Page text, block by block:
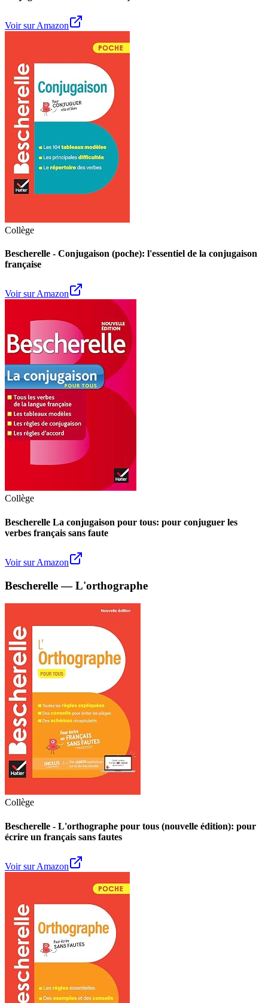
Voir sur Amazon
Collège
Bescherelle - Conjugaison (poche): l'essentiel de la conjugaison
française
Voir sur Amazon
Collège
Bescherelle La conjugaison pour tous: pour conjuguer les
verbes français sans faute
Voir sur Amazon
Bescherelle — L'orthographe
Collège
Bescherelle - L'orthographe pour tous (nouvelle édition): pour
écrire un français sans fautes
Voir sur Amazon